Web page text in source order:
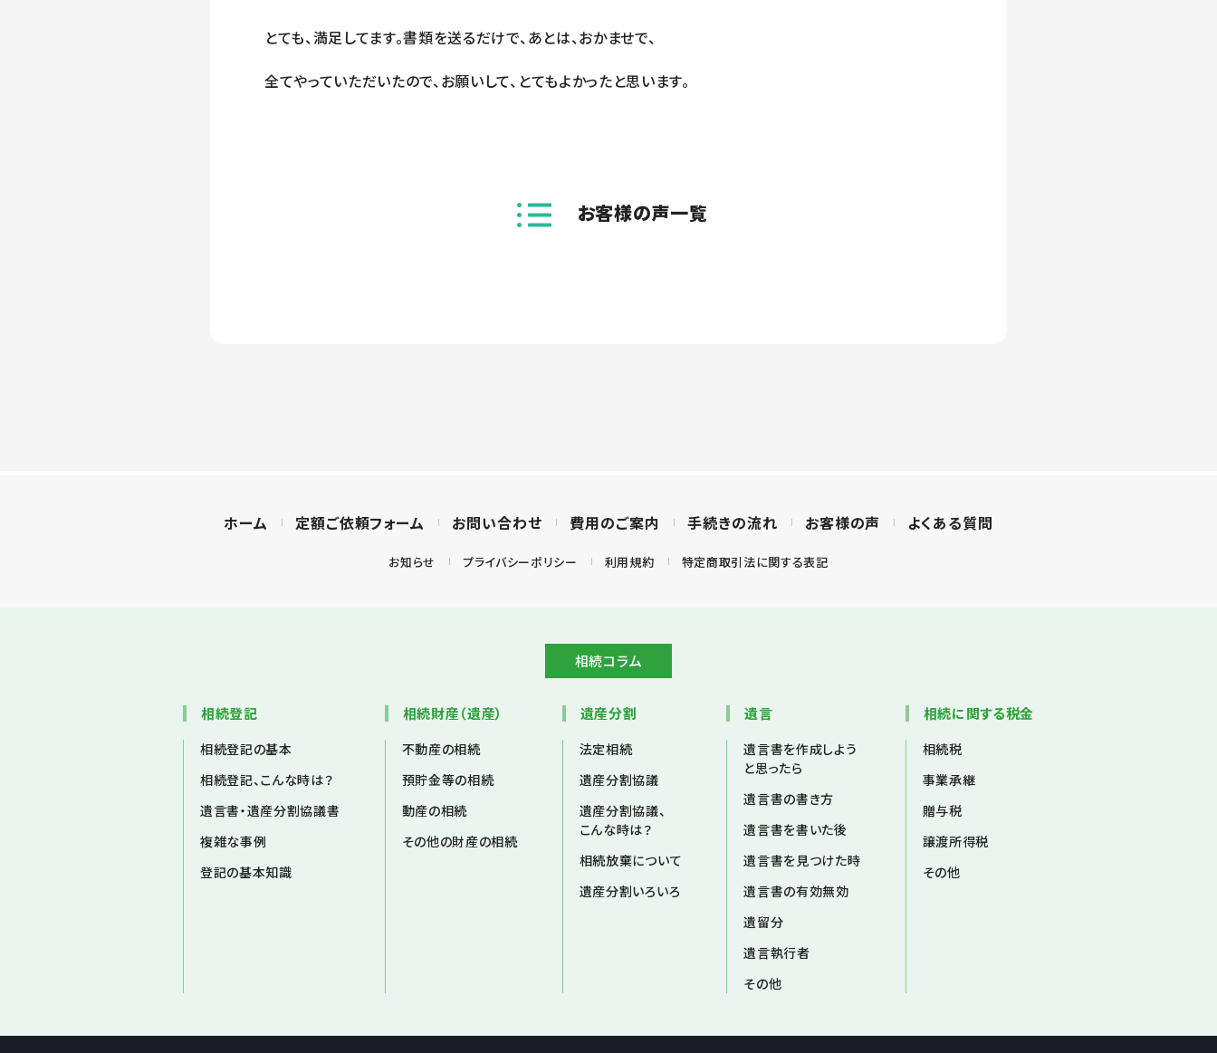
とても、満足してます。書類を送るだけで、あとは、おかませで、
全てやっていただいたので、お願いして、とてもよかったと思います。
お客様の声一覧
ホーム 定額ご依頼フォーム お問い合わせ 費用のご案内 手続きの流れ お客様の声 よくある質問
お知らせ プライバシーポリシー 利用規約 特定商取引法に関する表記
相続コラム
相続登記
相続登記の基本
相続登記、こんな時は？
遺言書・遺産分割協議書
複雑な事例
登記の基本知識
相続財産（遺産）
不動産の相続
預貯金等の相続
動産の相続
その他の財産の相続
遺産分割
法定相続
遺産分割協議
遺産分割協議、
こんな時は？
相続放棄について
遺産分割いろいろ
遺言
遺言書を作成しよう
と思ったら
遺言書の書き方
遺言書を書いた後
遺言書を見つけた時
遺言書の有効無効
遺留分
遺言執行者
その他
相続に関する税金
相続税
事業承継
贈与税
譲渡所得税
その他